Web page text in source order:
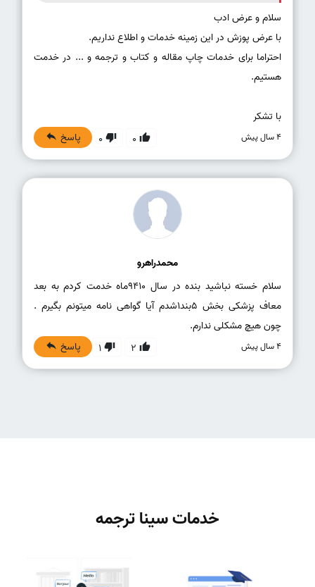
احتراما برای خدمات چاپ مقاله و کتاب و ترجمه و ... در خدمت
با تشکر
4 سال پیش 0
0 پاسخ
محمدراهرو
سلام خسته نباشید بنده در سال 9410ماه خدمت کردم به بعد
معاف پزشکی بخش 5بند1شدم آیا گواهی نامه میتونم بگیرم .
چون هیچ مشکلی ندارم.
4 سال پیش 2
1 پاسخ
خدمات سینا ترجمه